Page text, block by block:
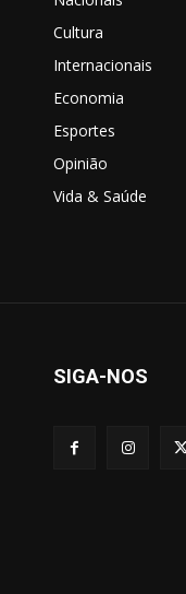
Cultura
Internacionais
Economia
Esportes
Opinião
Vida & Saúde
SIGA-NOS